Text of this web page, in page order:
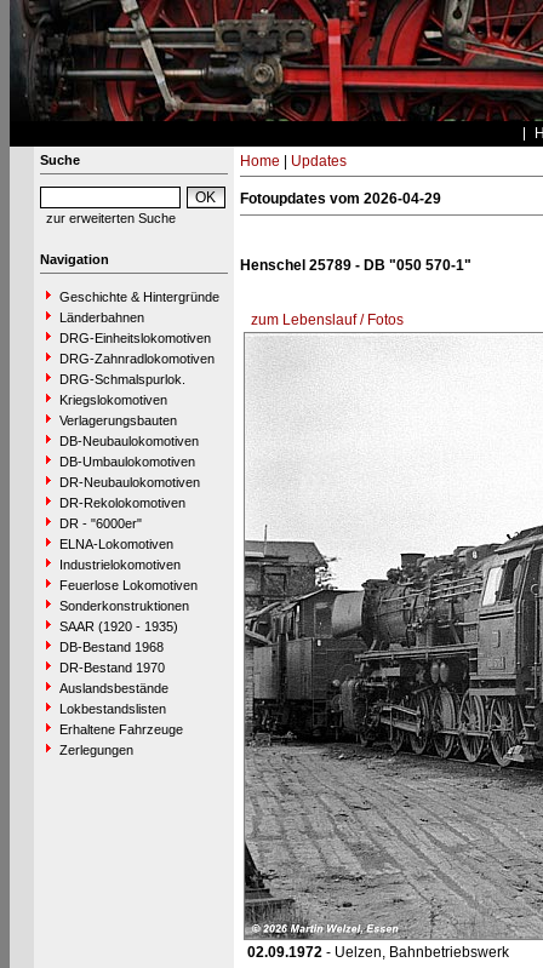
Suche
zur erweiterten Suche
Navigation
Geschichte & Hintergründe
Länderbahnen
DRG-Einheitslokomotiven
DRG-Zahnradlokomotiven
DRG-Schmalspurlok.
Kriegslokomotiven
Verlagerungsbauten
DB-Neubaulokomotiven
DB-Umbaulokomotiven
DR-Neubaulokomotiven
DR-Rekolokomotiven
DR - "6000er"
ELNA-Lokomotiven
Industrielokomotiven
Feuerlose Lokomotiven
Sonderkonstruktionen
SAAR (1920 - 1935)
DB-Bestand 1968
DR-Bestand 1970
Auslandsbestände
Lokbestandslisten
Erhaltene Fahrzeuge
Zerlegungen
Home Updates
Fotoupdates vom 2026-04-29
Henschel 25789 - DB "050 570-1"
zum Lebenslauf / Fotos
02.09.1972- Uelzen, Bahnbetriebswerk